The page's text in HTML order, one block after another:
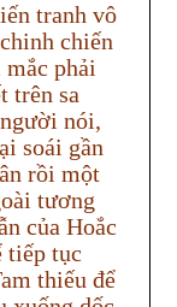
tranh vô
chiến
phải
trên sa
nói,
soái gần
rồi một
tương
của Hoắc
tiếp tục
thiếu để